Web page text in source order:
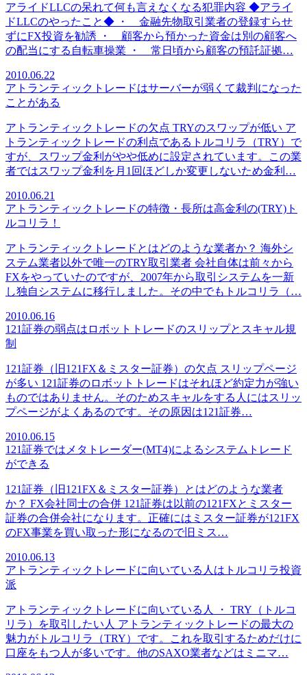
アライドLLCの呆れて何も言えなくなる犯罪内容 ◆アライ
ドLLCのやったこと◆ ・ 金融先物取引業者の登録すらせ
ずにFX投資を勧誘 ・ 顧客から預かった資金は別の顧客へ
の配当にする自転車操業 ・ 常日頃から顧客の預託証拠…
2010.06.22
アトランティックトレードはサーバーが弱くて裁判になった
ことがある
アトランティックトレードの欠点 TRYのスワップが低い ア
トランティックトレードの利点であるトルコリラ（TRY）で
すが、スワップ金利がやや低めに設定されています。この業
者ではスワップ金利を月1回ほどしか変更しないため金利…
2010.06.21
アトランティックトレードの特徴・長所は高金利の(TRY)ト
ルコリラ！
アトランティックトレードとはどのような業者か？ 海外シ
ステム業者以外で唯一のTRY取引業者 会社自体は前々から
FXをやっていたのですが、2007年から取引システムを一新
し独自システムに移行しました。その中でもトルコリラ（…
2010.06.16
121証券の弱点はロボットトレードのスリップとスキャル規
制
121証券（旧121FX＆ミスター証券）の欠点 スリップページ
が多い 121証券のロボットトレードはそれほど約定力が強い
ものではありません。そのためスキャルをする人にはスリッ
プページがよくあるのです。その原因は121証券…
2010.06.15
121証券ではメタトレーダー(MT4)によるシステムトレード
ができる
121証券（旧121FX＆ミスター証券）とはどのような業者
か？ FX会社同士の合併 121証券は以前の121FXとミスター
証券の合併会社になります。正確にはミスター証券が121FX
のFX事業を買い取った形になるので旧ミス…
2010.06.13
アトランティックトレードに向いている人はトルコリラ投資
派
アトランティックトレードに向いている人 ・ TRY（トルコ
リラ）を取引したい人 アトランティックトレードの最大の
魅力がトルコリラ（TRY）です。これを取引するためだけに
口座をもつ人が多いです。他のSAXO業者などはミニマ…